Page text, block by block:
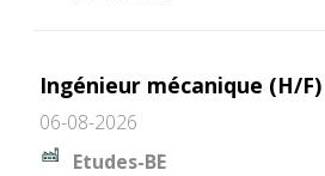
Ingénieur mécanique (H/F)
06-08-2026
Etudes-BE